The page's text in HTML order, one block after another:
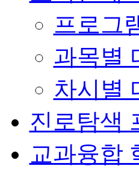
프로그
과목별
차시별
진로탐색
교과융합